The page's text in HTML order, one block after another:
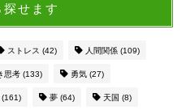
探せます
ストレス (42) 人間関係 (109)
思考 (133) 勇気 (27)
(161) 夢 (64) 天国 (8)